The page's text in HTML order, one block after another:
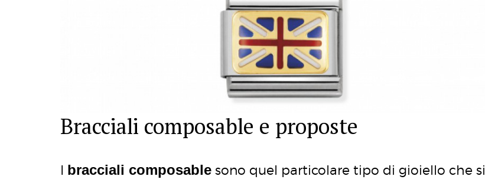
Bracciali composable e proposte
I bracciali composable sono quel particolare tipo di gioiello che si